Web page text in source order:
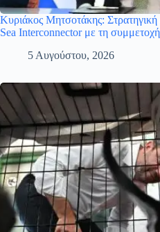
Κυριάκος Μητσοτάκης:
Sea Interconnector με τη
5 Αυγούστου, 2026